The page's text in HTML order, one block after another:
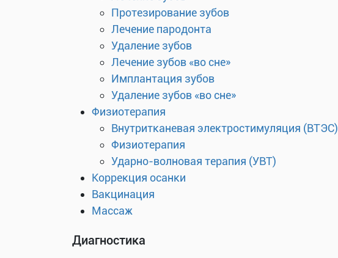
Протезирование зубов
Лечение пародонта
Удаление зубов
Лечение зубов «во сне»
Имплантация зубов
Удаление зубов «во сне»
Физиотерапия
Внутритканевая электростимуляция (ВТЭС)
Физиотерапия
Ударно-волновая терапия (УВТ)
Коррекция осанки
Вакцинация
Массаж
Диагностика